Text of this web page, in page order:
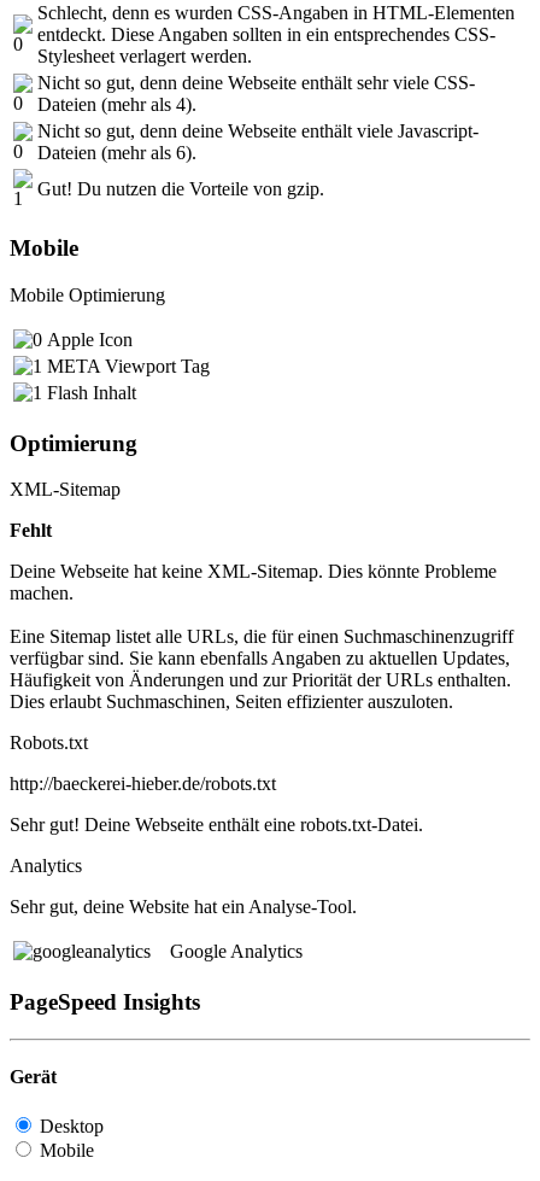
Schlecht, denn es wurden CSS-Angaben in HTML-Elementen
entdeckt. Diese Angaben sollten in ein entsprechendes CSS-
Stylesheet verlagert werden.
Nicht so gut, denn deine Webseite enthält sehr viele CSS-
Dateien (mehr als 4).
Nicht so gut, denn deine Webseite enthält viele Javascript-
Dateien (mehr als 6).
Gut! Du nutzen die Vorteile von gzip.
Mobile
Mobile Optimierung
Apple Icon
META Viewport Tag
Flash Inhalt
Optimierung
XML-Sitemap
Fehlt
Deine Webseite hat keine XML-Sitemap. Dies könnte Probleme
machen.
Eine Sitemap listet alle URLs, die für einen Suchmaschinenzugriff
verfügbar sind. Sie kann ebenfalls Angaben zu aktuellen Updates,
Häufigkeit von Änderungen und zur Priorität der URLs enthalten.
Dies erlaubt Suchmaschinen, Seiten effizienter auszuloten.
Robots.txt
http://baeckerei-hieber.de/robots.txt
Sehr gut! Deine Webseite enthält eine robots.txt-Datei.
Analytics
Sehr gut, deine Website hat ein Analyse-Tool.
Google Analytics
PageSpeed Insights
Gerät
Desktop
Mobile